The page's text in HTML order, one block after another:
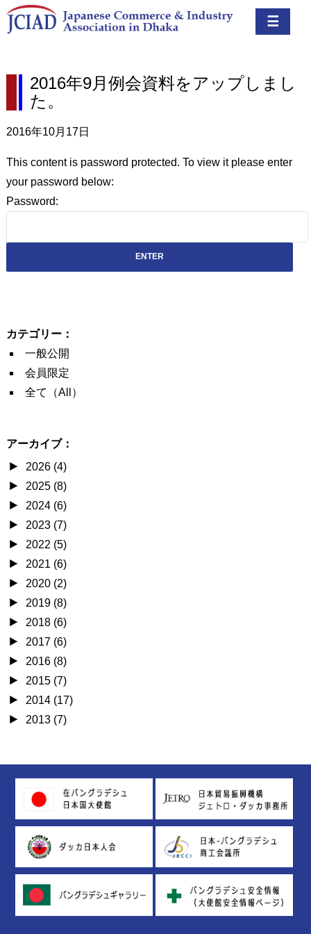
☰
2016年9月例会資料をアップしまし
た。
2016年10月17日
This content is password protected. To view it please enter
your password below:
Password:
カテゴリー：
一般公開
会員限定
全て（All）
アーカイブ：
2026 (4)
2025 (8)
2024 (6)
2023 (7)
2022 (5)
2021 (6)
2020 (2)
2019 (8)
2018 (6)
2017 (6)
2016 (8)
2015 (7)
2014 (17)
2013 (7)